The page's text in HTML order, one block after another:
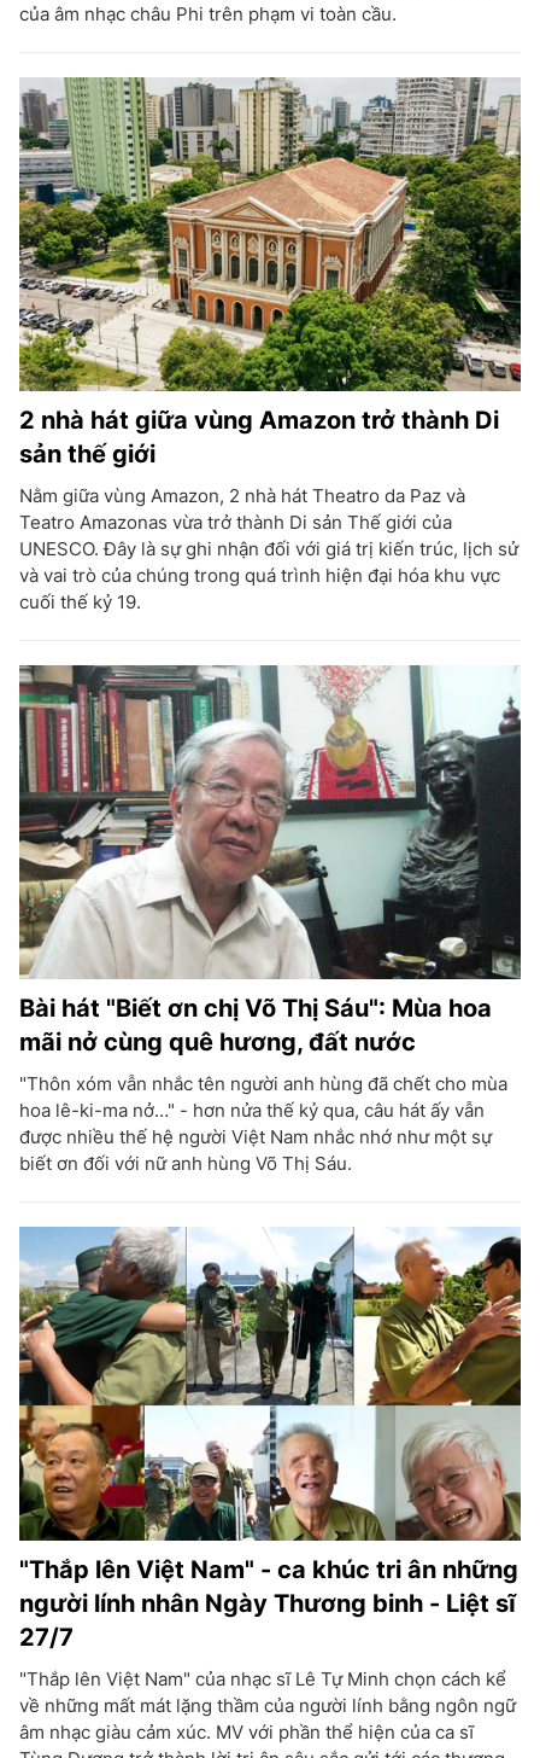
của âm nhạc châu Phi trên phạm vi toàn cầu.
2 nhà hát giữa vùng Amazon trở thành Di
sản thế giới
Nằm giữa vùng Amazon, 2 nhà hát Theatro da Paz và
Teatro Amazonas vừa trở thành Di sản Thế giới của
UNESCO. Đây là sự ghi nhận đối với giá trị kiến trúc, lịch sử
và vai trò của chúng trong quá trình hiện đại hóa khu vực
cuối thế kỷ 19.
Bài hát "Biết ơn chị Võ Thị Sáu": Mùa hoa
mãi nở cùng quê hương, đất nước
"Thôn xóm vẫn nhắc tên người anh hùng đã chết cho mùa
hoa lê-ki-ma nở…" - hơn nửa thế kỷ qua, câu hát ấy vẫn
được nhiều thế hệ người Việt Nam nhắc nhớ như một sự
biết ơn đối với nữ anh hùng Võ Thị Sáu.
"Thắp lên Việt Nam" - ca khúc tri ân những
người lính nhân Ngày Thương binh - Liệt sĩ
27/7
"Thắp lên Việt Nam" của nhạc sĩ Lê Tự Minh chọn cách kể
về những mất mát lặng thầm của người lính bằng ngôn ngữ
âm nhạc giàu cảm xúc. MV với phần thể hiện của ca sĩ